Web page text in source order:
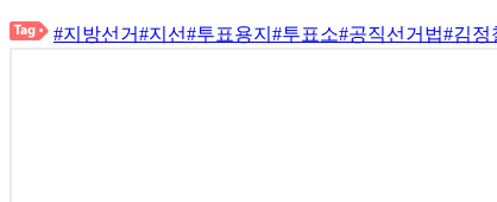
#지방선거#지선#투표용지 #투표소#공직선거법#김정